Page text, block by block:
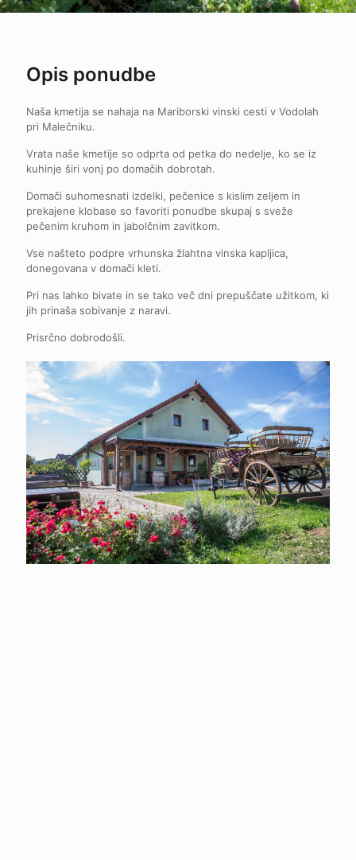
Opis ponudbe
Naša kmetija se nahaja na Mariborski vinski cesti v Vodolah
pri Malečniku.
Vrata naše kmetije so odprta od petka do nedelje, ko se iz
kuhinje širi vonj po domačih dobrotah.
Domači suhomesnati izdelki, pečenice s kislim zeljem in
prekajene klobase so favoriti ponudbe skupaj s sveže
pečenim kruhom in jabolčnim zavitkom.
Vse našteto podpre vrhunska žlahtna vinska kapljica,
donegovana v domači kleti.
Pri nas lahko bivate in se tako več dni prepuščate užitkom, ki
jih prinaša sobivanje z naravi.
Prisrčno dobrodošli.